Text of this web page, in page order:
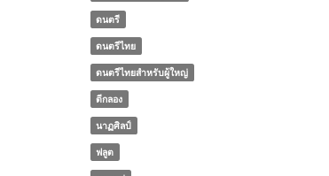
ดนตรี
ดนตรีไทย
ดนตรีไทยสำหรับผู้ใหญ่
ตีกลอง
นาฏศิลป์
ฟลูต